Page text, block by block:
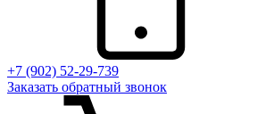
+7 (902) 52-29-739
Заказать обратный звонок